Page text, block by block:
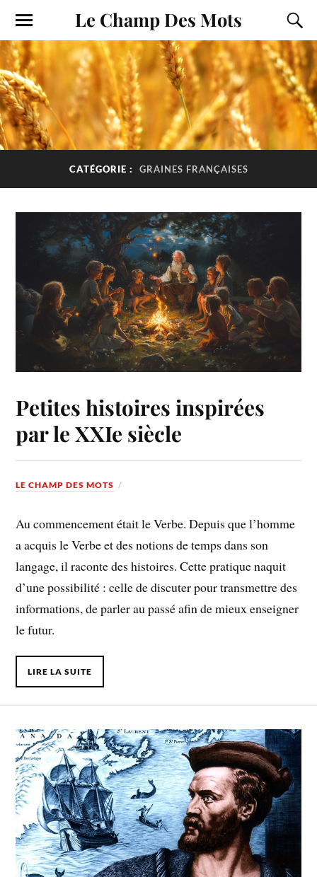
Le Champ Des Mots
CATÉGORIE : GRAINES FRANÇAISES
Petites histoires inspirées
par le XXIe siècle
LE CHAMP DES MOTS
Au commencement était le Verbe. Depuis que l’homme
a acquis le Verbe et des notions de temps dans son
langage, il raconte des histoires. Cette pratique naquit
d’une possibilité : celle de discuter pour transmettre des
informations, de parler au passé afin de mieux enseigner
le futur.
LIRE LA SUITE